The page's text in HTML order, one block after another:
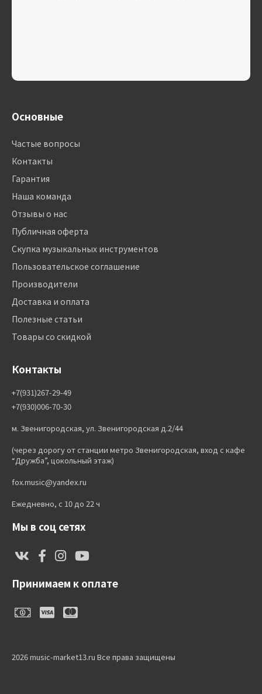
Основные
Частые вопросы
Контакты
Гарантия
Наша команда
Отзывы о нас
Публичная оферта
Скупка музыкальных инструментов
Пользовательское соглашение
Производители
Доставка и оплата
Полезные статьи
Товары со скидкой
Контакты
+7(931)267-29-49
+7(930)006-70-30
м. Звенигородская, ул. Звенигородская д.2/44
(через дорогу от станции метро Звенигородская, вход с кафе
“Дружба”, цокольный этаж)
fox.music@yandex.ru
Ежедневно, с 10 до 22 ч
Мы в соц сетях
Принимаем к оплате
2026 music-market13.ru Все права защищены